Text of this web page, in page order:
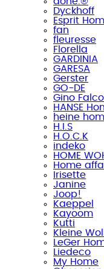
Dyckhoff
Esprit
fan
fleuresse
Florella
GARDINIA
GARESA
Gerster
GO-DE
Gino
HANSE
heine
H.I.S
H.O.C.K
indeko
HOME
Home
Irisette
Janine
Joop!
Kaeppel
Kayoom
Kutti
Kleine
LeGer
Liedeco
My Home